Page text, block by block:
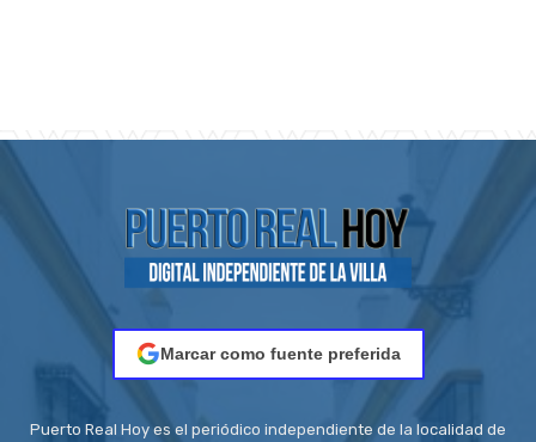
Marcar como fuente preferida
Puerto Real Hoy es el periódico independiente de la localidad de